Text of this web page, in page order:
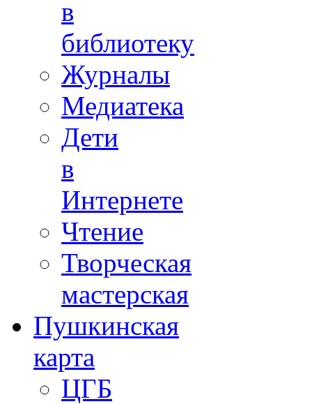
в
библиотеку
Журналы
Медиатека
Дети
в
Интернете
Чтение
Творческая
мастерская
Пушкинская
карта
ЦГБ